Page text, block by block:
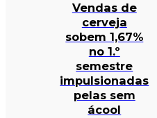
Vendas de
cerveja
sobem 1,67%
no 1.º
semestre
impulsionadas
pelas sem
ácool